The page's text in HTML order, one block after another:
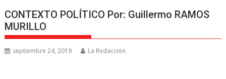
CONTEXTO POLÍTICO Por: Guillermo RAMOS
MURILLO
septiembre 24, 2019 La Redacción